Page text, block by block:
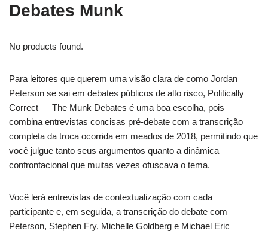
Debates Munk
No products found.
Para leitores que querem uma visão clara de como Jordan
Peterson se sai em debates públicos de alto risco, Politically
Correct — The Munk Debates é uma boa escolha, pois
combina entrevistas concisas pré-debate com a transcrição
completa da troca ocorrida em meados de 2018, permitindo que
você julgue tanto seus argumentos quanto a dinâmica
confrontacional que muitas vezes ofuscava o tema.
Você lerá entrevistas de contextualização com cada
participante e, em seguida, a transcrição do debate com
Peterson, Stephen Fry, Michelle Goldberg e Michael Eric